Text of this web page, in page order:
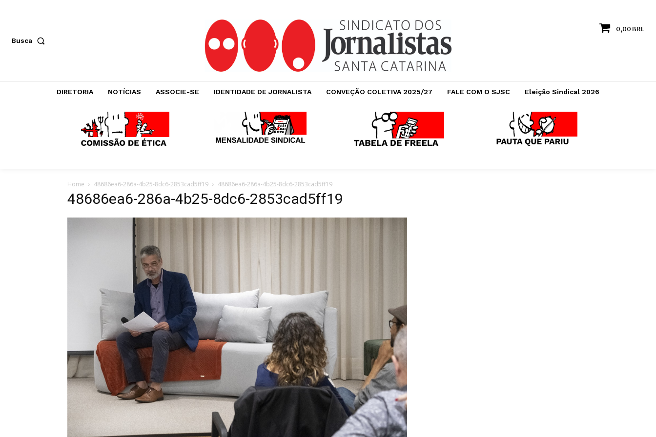
Busca
0,00 BRL
DIRETORIA NOTÍCIAS ASSOCIE-SE IDENTIDADE DE JORNALISTA CONVEÇÃO COLETIVA 2025/27 FALE COM O SJSC Eleição Sindical 2026
Home 48686ea6-286a-4b25-8dc6-2853cad5ff19 48686ea6-286a-4b25-8dc6-2853cad5ff19
48686ea6-286a-4b25-8dc6-2853cad5ff19